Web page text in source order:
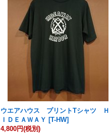
ウエアハウス プリントTシャツ Ｈ
ＩＤＥＡＷＡＹ [T-HW]
4,800円(税別)